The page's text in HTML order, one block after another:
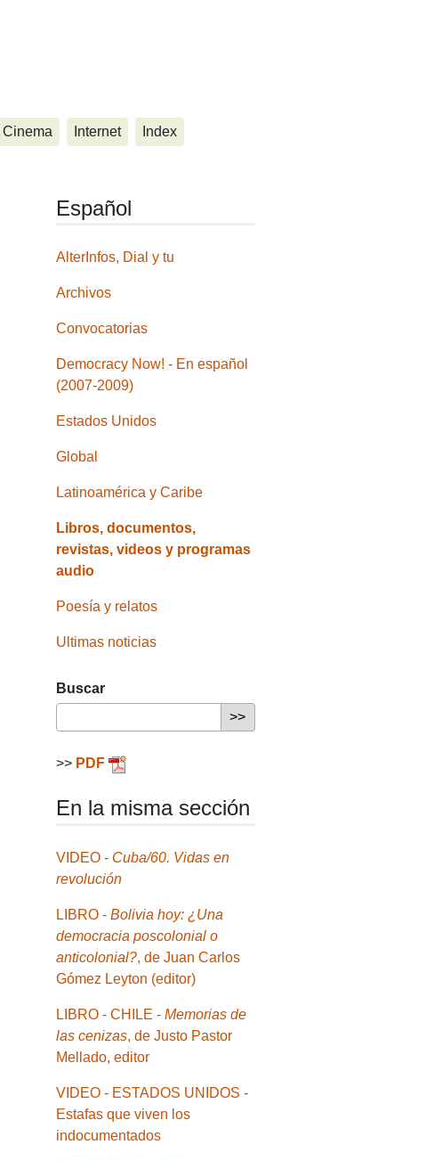
Cinema Internet Index
Español
AlterInfos, Dial y tu
Archivos
Convocatorias
Democracy Now! - En español
(2007-2009)
Estados Unidos
Global
Latinoamérica y Caribe
Libros, documentos,
revistas, videos y programas
audio
Poesía y relatos
Ultimas noticias
Buscar
>> PDF
En la misma sección
VIDEO - Cuba/60. Vidas en
revolución
LIBRO -Bolivia hoy: ¿Una
democracia poscolonial o
anticolonial?, de Juan Carlos
Gómez Leyton (editor)
LIBRO - CHILE -Memorias de
las cenizas, de Justo Pastor
Mellado, editor
VIDEO - ESTADOS UNIDOS -
Estafas que viven los
indocumentados